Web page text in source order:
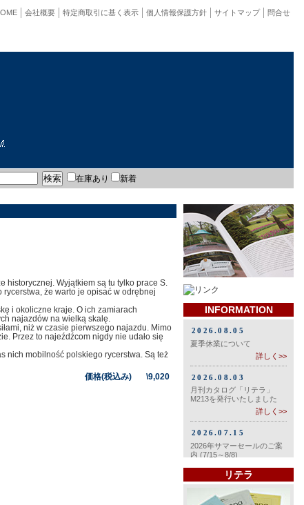
問合せ
サイトマップ
個人情報保護方針
特定商取引に基く表示
会社概要
在庫あり 新着
historycznej. Wyjątkiem są tu tylko prace S.
rycerstwa, że warto je opisać w odrębnej
i okoliczne kraje. O ich zamiarach
najazdów na wielką skalę.
niż w czasie pierwszego najazdu. Mimo
Przez to najeźdźcom nigdy nie udało się
nich mobilność polskiego rycerstwa. Są też
価格(税込み) \9,020
INFORMATION
リテラ